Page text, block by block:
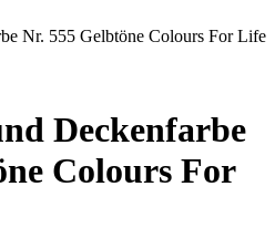
Deckenfarbe
Colours For